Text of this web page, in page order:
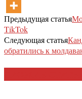
Предыдущая статья
TikTok
Следующая статья
обратились к